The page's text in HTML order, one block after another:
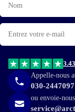
Fijne capsules die
kauwtabletten neemt.
Mamys
E-
mail
Appelle-nous
030-2447097
ou envoie-